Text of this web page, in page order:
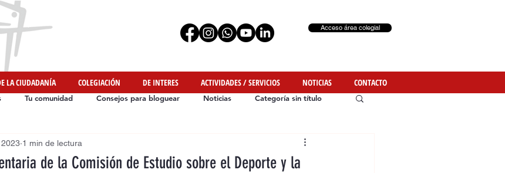
Acceso área colegial
LA CIUDADANÍA COLEGIACIÓN DE INTERES ACTIVIDADES / SERVICIOS NOTICIAS CONTACTO
Tu comunidad Consejos para bloguear Noticias Categoría sin título
de Nuestros Colegiados
de la Comisión de Estudio sobre el Deporte y la
1 min de lectura